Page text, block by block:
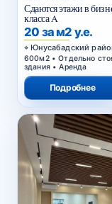
Сдаются этажи в
класса A
20 за м2 у.е.
Юнусабадский
600м2 • Отдельно
здания • Аренда
Подробнее